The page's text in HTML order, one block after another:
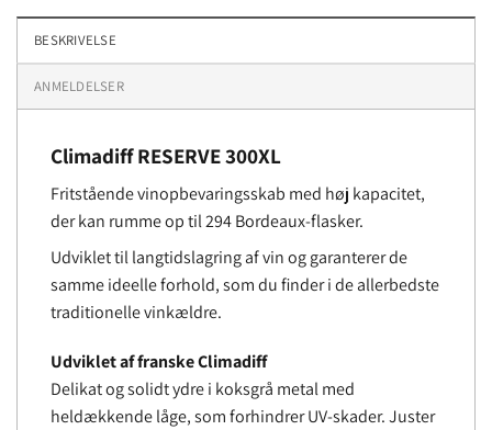
BESKRIVELSE
ANMELDELSER
Climadiff RESERVE 300XL
Fritstående vinopbevaringsskab med høj kapacitet,
der kan rumme op til 294 Bordeaux-flasker.
Udviklet til langtidslagring af vin og garanterer de
samme ideelle forhold, som du finder i de allerbedste
traditionelle vinkældre.
Udviklet af franske Climadiff
Delikat og solidt ydre i koksgrå metal med
heldækkende låge, som forhindrer UV-skader. Juster